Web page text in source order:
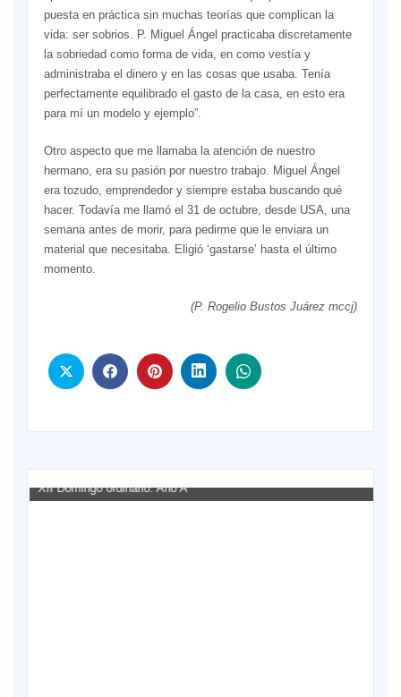
puesta en práctica sin muchas teorías que complican la
vida: ser sobrios. P. Miguel Ángel practicaba discretamente
la sobriedad como forma de vida, en como vestía y
administraba el dinero y en las cosas que usaba. Tenía
perfectamente equilibrado el gasto de la casa, en esto era
para mí un modelo y ejemplo”.
Otro aspecto que me llamaba la atención de nuestro
hermano, era su pasión por nuestro trabajo. Miguel Ángel
era tozudo, emprendedor y siempre estaba buscando qué
hacer. Todavía me llamó el 31 de octubre, desde USA, una
semana antes de morir, para pedirme que le enviara un
material que necesitaba. Eligió ‘gastarse’ hasta el último
momento.
(P. Rogelio Bustos Juárez mccj)
XII Domingo ordinario. Año A